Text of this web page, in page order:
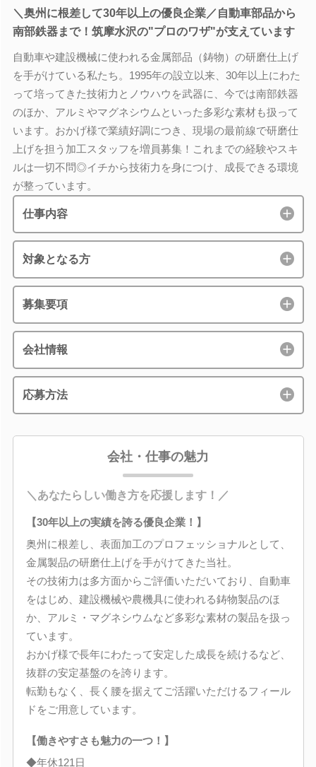
＼奥州に根差して30年以上の優良企業／自動車部品から
南部鉄器まで！筑摩水沢の"プロのワザ"が支えています
自動車や建設機械に使われる金属部品（鋳物）の研磨仕上げ
を手がけている私たち。1995年の設立以来、30年以上にわた
って培ってきた技術力とノウハウを武器に、今では南部鉄器
のほか、アルミやマグネシウムといった多彩な素材も扱って
います。おかげ様で業績好調につき、現場の最前線で研磨仕
上げを担う加工スタッフを増員募集！これまでの経験やスキ
ルは一切不問◎イチから技術力を身につけ、成長できる環境
が整っています。
仕事内容
対象となる方
募集要項
会社情報
応募方法
会社・仕事の魅力
＼あなたらしい働き方を応援します！／
【30年以上の実績を誇る優良企業！】
奥州に根差し、表面加工のプロフェッショナルとして、
金属製品の研磨仕上げを手がけてきた当社。
その技術力は多方面からご評価いただいており、自動車
をはじめ、建設機械や農機具に使われる鋳物製品のほ
か、アルミ・マグネシウムなど多彩な素材の製品を扱っ
ています。
おかげ様で長年にわたって安定した成長を続けるなど、
抜群の安定基盤のを誇ります。
転勤もなく、長く腰を据えてご活躍いただけるフィール
ドをご用意しています。
【働きやすさも魅力の一つ！】
◆年休121日